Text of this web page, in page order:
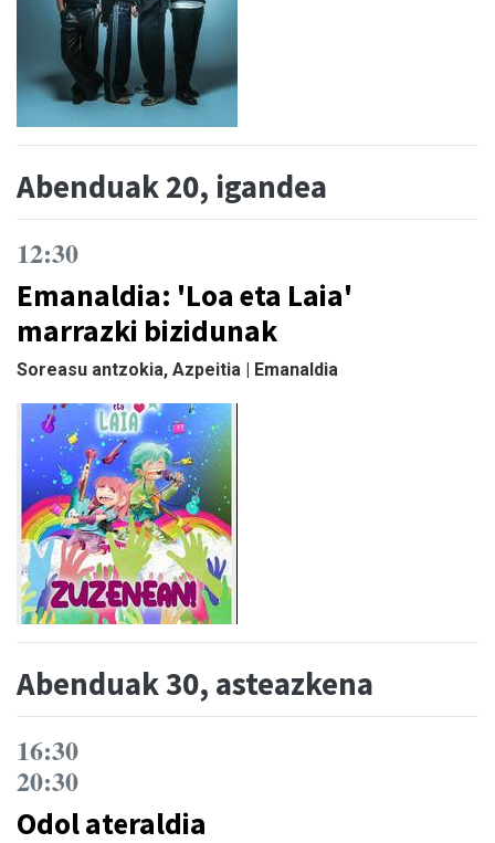
Abenduak 20, igandea
12:30
Emanaldia: 'Loa eta Laia'
marrazki bizidunak
Soreasu antzokia, Azpeitia | Emanaldia
Abenduak 30, asteazkena
16:30
20:30
Odol ateraldia